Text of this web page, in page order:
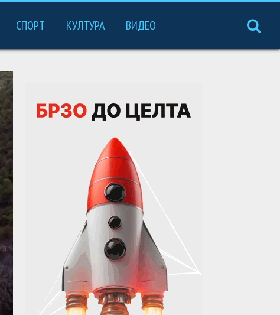
СПОРТ КУЛТУРА ВИДЕО